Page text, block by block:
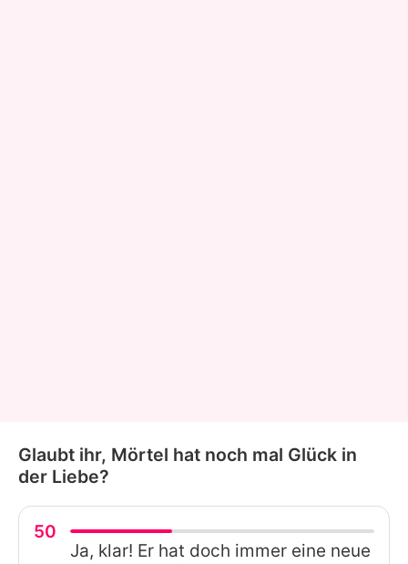
Glaubt ihr, Mörtel hat noch mal Glück in
der Liebe?
50
Ja, klar! Er hat doch immer eine neue